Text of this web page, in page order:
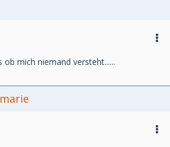
mich niemand versteht......